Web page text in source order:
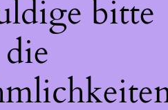
bitte
die